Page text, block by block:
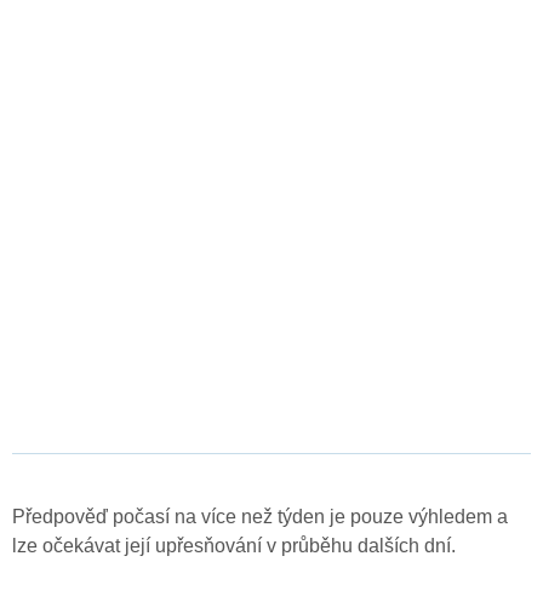
Předpověď počasí na více než týden je pouze výhledem a
lze očekávat její upřesňování v průběhu dalších dní.